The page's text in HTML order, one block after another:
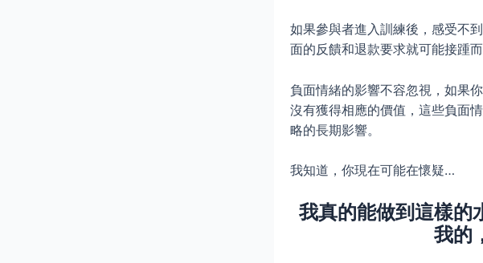
如果參與者進入訓練後，感受不
面的反饋和退款要求就可能接踵而
負面情緒的影響不容忽視，如果
沒有獲得相應的價值，這些負面
略的長期影響。
我知道，你現在可能在懷疑…
我真的能做到這樣的
我的